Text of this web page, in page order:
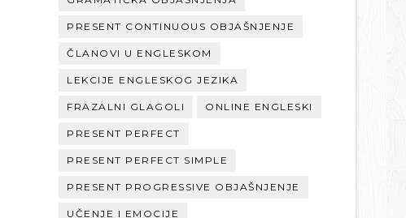
PRESENT CONTINUOUS OBJAŠNJENJE
ČLANOVI U ENGLESKOM
LEKCIJE ENGLESKOG JEZIKA
FRAZALNI GLAGOLI ONLINE ENGLESKI
PRESENT PERFECT
PRESENT PERFECT SIMPLE
PRESENT PROGRESSIVE OBJAŠNJENJE
UČENJE I EMOCIJE